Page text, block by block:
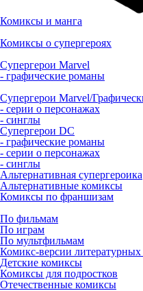
Комиксы и манга
Комиксы о супергероях
Супергерои Marvel
- графические романы
Супергерои Marvel/
- серии о персонажах
- синглы
Супергерои DC
- графические романы
- серии о персонажах
- синглы
Альтернативная супергероика
Альтернативные комиксы
Комиксы по франшизам
По фильмам
По играм
По мультфильмам
Комикс-версии
Детские комиксы
Комиксы для подростков
Отечественные комиксы